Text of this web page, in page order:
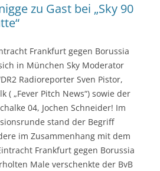
zu Gast bei „Sky 90
Frankfurt gegen Borussia
in München Sky Moderator
Radioreporter Sven Pistor,
( „Fever Pitch News“) sowie der
04, Jochen Schneider! Im
stand der Begriff
im Zusammenhang mit dem
Frankfurt gegen Borussia
Male verschenkte der BvB